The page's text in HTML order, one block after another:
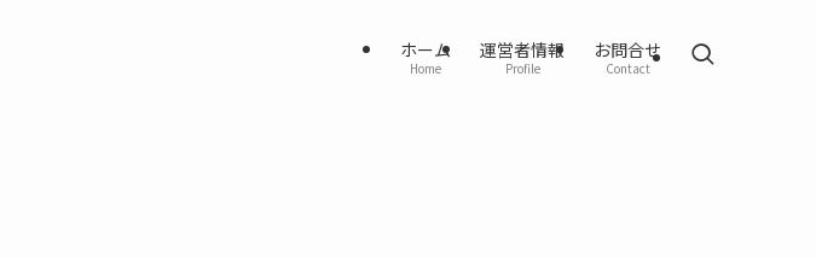
ホーム
Home
運営者情報
Profile
お問合せ
Contact